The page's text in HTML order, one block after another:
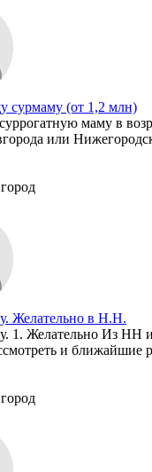
(от 1,2 млн)
маму в
или
Желательно в Н.Н.
1. Желательно Из НН
и ближайшие